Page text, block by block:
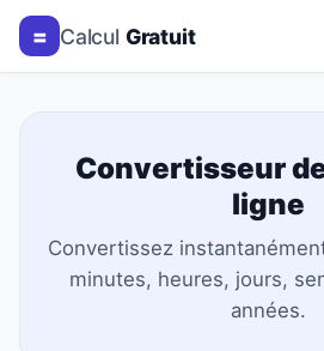
= Calcul Gratuit
Convertisseur
ligne
Convertissez
minutes, heures, jours,
années.